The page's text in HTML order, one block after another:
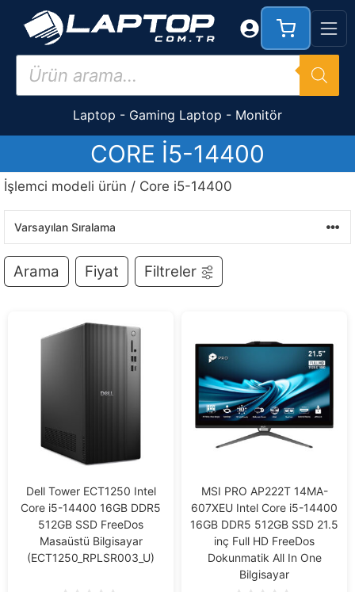
İçeriğe
Products
search
Laptop - Gaming Laptop - Monitör
CORE I5-14400
İşlemci modeli ürün / Core i5-14400
Arama Fiyat Filtreler
Dell Tower ECT1250 Intel
Core i5-14400 16GB DDR5
512GB SSD FreeDos
Masaüstü Bilgisayar
(ECT1250_RPLSR003_U)
MSI PRO AP222T 14MA-
607XEU Intel Core i5-14400
16GB DDR5 512GB SSD 21.5
inç Full HD FreeDos
Dokunmatik All In One
Bilgisayar